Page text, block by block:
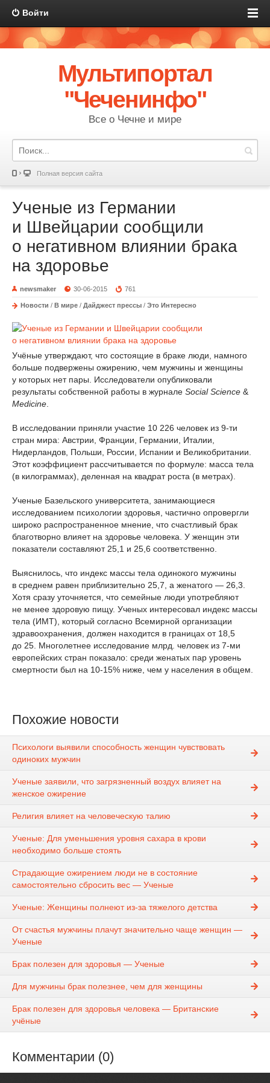
Войти
Мультипортал
"Чеченинфо"
Все о Чечне и мире
Полная версия сайта
Ученые из Германии
и Швейцарии сообщили
о негативном влиянии брака
на здоровье
newsmaker 30-06-2015 761
Новости / В мире / Дайджест прессы / Это Интересно
Учёные утверждают, что состоящие в браке люди, намного
больше подвержены ожирению, чем мужчины и женщины
у которых нет пары. Исследователи опубликовали
результаты собственной работы в журнале Social Science &
Medicine
В исследовании приняли участие 10 226 человек из 9-ти
стран мира: Австрии, Франции, Германии, Италии,
Нидерландов, Польши, России, Испании и Великобритании.
Этот коэффициент рассчитывается по формуле: масса тела
(в килограммах), деленная на квадрат роста (в метрах).
Ученые Базельского университета, занимающиеся
исследованием психологии здоровья, частично опровергли
широко распространенное мнение, что счастливый брак
благотворно влияет на здоровье человека. У женщин эти
показатели составляют 25,1 и 25,6 соответственно.
Выяснилось, что индекс массы тела одинокого мужчины
в среднем равен приблизительно 25,7, а женатого — 26,3.
Хотя сразу уточняется, что семейные люди употребляют
не менее здоровую пищу. Ученых интересовал индекс массы
тела (ИМТ), который согласно Всемирной организации
здравоохранения, должен находится в границах от 18,5
до 25. Многолетнее исследование млрд. человек из 7-ми
европейских стран показало: среди женатых пар уровень
смертности был на 10-15% ниже, чем у населения в общем.
Похожие новости
Психологи выявили способность женщин чувствовать
одиноких мужчин
Ученые заявили, что загрязненный воздух влияет на
женское ожирение
Религия влияет на человеческую талию
Ученые: Для уменьшения уровня сахара в крови
необходимо больше стоять
Страдающие ожирением люди не в состояние
самостоятельно сбросить вес — Ученые
Ученые: Женщины полнеют из-за тяжелого детства
От счастья мужчины плачут значительно чаще женщин —
Ученые
Брак полезен для здоровья — Ученые
Для мужчины брак полезнее, чем для женщины
Брак полезен для здоровья человека — Британские
учёные
Комментарии (0)